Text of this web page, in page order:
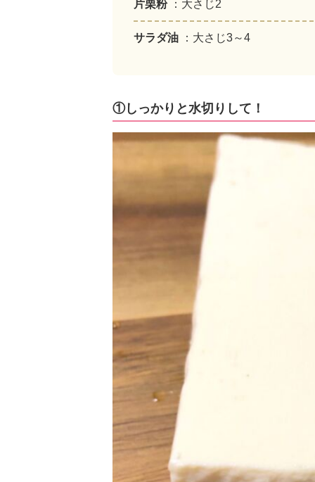
片栗粉 ：大さじ2
サラダ油 ：大さじ3～4
①しっかりと水切りして！